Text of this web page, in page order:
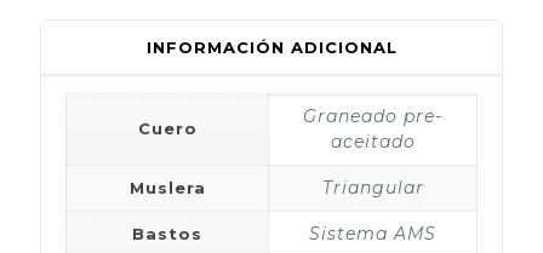
INFORMACIÓN ADICIONAL
Cuero
Graneado pre-
aceitado
Muslera Triangular
Bastos Sistema AMS